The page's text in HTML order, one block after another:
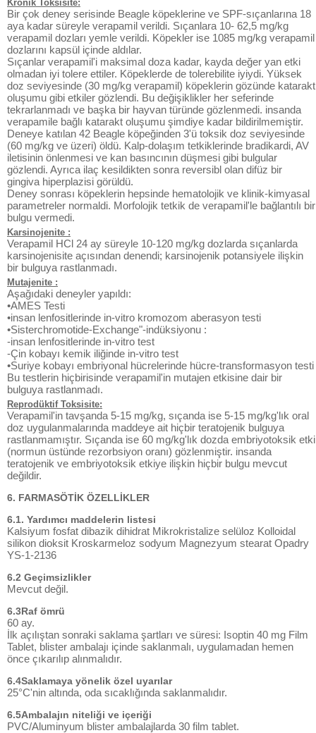
Kronik Toksisite:
Bir çok deney serisinde Beagle köpeklerine ve SPF-sıçanlarına 18
aya kadar süreyle verapamil verildi. Sıçanlara 10- 62,5 mg/kg
verapamil dozları yemle verildi. Köpekler ise 1085 mg/kg verapamil
dozlarını kapsül içinde aldılar.
Sıçanlar verapamil'i maksimal doza kadar, kayda değer yan etki
olmadan iyi tolere ettiler. Köpeklerde de tolerebilite iyiydi. Yüksek
doz seviyesinde (30 mg/kg verapamil) köpeklerin gözünde katarakt
oluşumu gibi etkiler gözlendi. Bu değişiklikler her seferinde
tekrarlanmadı ve başka bir hayvan türünde gözlenmedi. insanda
verapamile bağlı katarakt oluşumu şimdiye kadar bildirilmemiştir.
Deneye katılan 42 Beagle köpeğinden 3'ü toksik doz seviyesinde
(60 mg/kg ve üzeri) öldü. Kalp-dolaşım tetkiklerinde bradikardi, AV
iletisinin önlenmesi ve kan basıncının düşmesi gibi bulgular
gözlendi. Ayrıca ilaç kesildikten sonra reversibl olan difüz bir
gingiva hiperplazisi görüldü.
Deney sonrası köpeklerin hepsinde hematolojik ve klinik-kimyasal
parametreler normaldi. Morfolojik tetkik de verapamil'le bağlantılı bir
bulgu vermedi.
Karsinojenite :
Verapamil HCl 24 ay süreyle 10-120 mg/kg dozlarda sıçanlarda
karsinojenisite açısından denendi; karsinojenik potansiyele ilişkin
bir bulguya rastlanmadı.
Mutajenite :
Aşağıdaki deneyler yapıldı:
•AMES Testi
•insan lenfositlerinde in-vitro kromozom aberasyon testi
•Sisterchromotide-Exchange"-indüksiyonu :
-insan lenfositlerinde in-vitro test
-Çin kobayı kemik iliğinde in-vitro test
•Suriye kobayı embriyonal hücrelerinde hücre-transformasyon testi
Bu testlerin hiçbirisinde verapamil'in mutajen etkisine dair bir
bulguya rastlanmadı.
Reprodüktif Toksisite:
Verapamil'in tavşanda 5-15 mg/kg, sıçanda ise 5-15 mg/kg'lık oral
doz uygulanmalarında maddeye ait hiçbir teratojenik bulguya
rastlanmamıştır. Sıçanda ise 60 mg/kg'lık dozda embriyotoksik etki
(normun üstünde rezorbsiyon oranı) gözlenmiştir. insanda
teratojenik ve embriyotoksik etkiye ilişkin hiçbir bulgu mevcut
değildir.
6. FARMASÖTİK ÖZELLİKLER
6.1. Yardımcı maddelerin listesi
Kalsiyum fosfat dibazik dihidrat Mikrokristalize selüloz Kolloidal
silikon dioksit Kroskarmeloz sodyum Magnezyum stearat Opadry
YS-1-2136
6.2 Geçimsizlikler
Mevcut değil.
6.3Raf ömrü
60 ay.
İlk açılıştan sonraki saklama şartları ve süresi: Isoptin 40 mg Film
Tablet, blister ambalajı içinde saklanmalı, uygulamadan hemen
önce çıkarılıp alınmalıdır.
6.4Saklamaya yönelik özel uyarılar
25°C'nin altında, oda sıcaklığında saklanmalıdır.
6.5Ambalajın niteliği ve içeriği
PVC/Aluminyum blister ambalajlarda 30 film tablet.